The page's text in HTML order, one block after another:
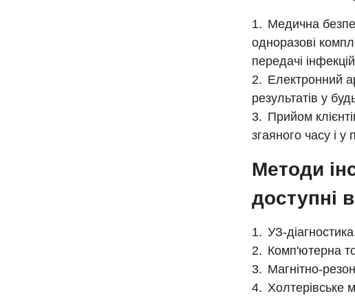
Медична
одноразові
передачі
Електронний
результатів у
Прийом
згаяного часу і у
Методи
доступні
УЗ-
Комп'ютерна
Магнітно-
Холтерівське